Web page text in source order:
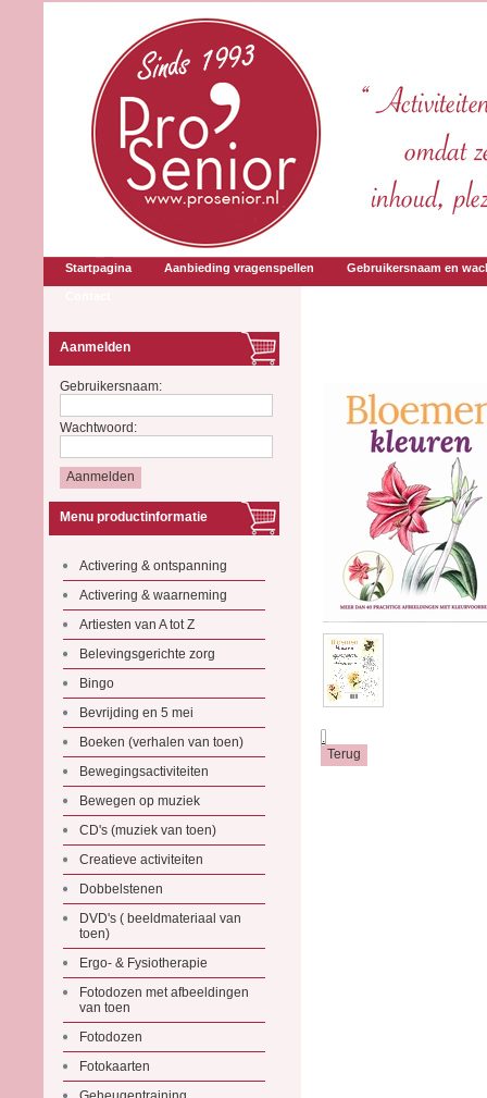
Startpagina Aanbieding vragenspellen Gebruikersnaam en
Aanmelden
Gebruikersnaam:
Wachtwoord:
Menu productinformatie
Activering & ontspanning
Activering & waarneming
Artiesten van A tot Z
Belevingsgerichte zorg
Bingo
Bevrijding en 5 mei
Boeken (verhalen van toen)
Bewegingsactiviteiten
Bewegen op muziek
CD's (muziek van toen)
Creatieve activiteiten
Dobbelstenen
DVD's ( beeldmateriaal van
toen)
Ergo- & Fysiotherapie
Fotodozen met afbeeldingen
van toen
Fotodozen
Fotokaarten
.